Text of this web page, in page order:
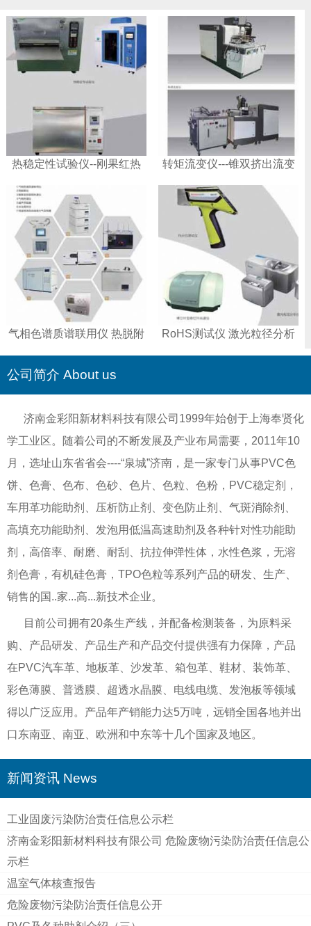
热稳定性试验仪--刚果红热
转矩流变仪---锥双挤出流变
气相色谱质谱联用仪 热脱附
RoHS测试仪 激光粒径分析
公司简介 About us
济南金彩阳新材料科技有限公司1999年始创于上海奉贤化
学工业区。随着公司的不断发展及产业布局需要，2011年10
月，选址山东省省会----“泉城”济南，是一家专门从事PVC色
饼、色膏、色布、色砂、色片、色粒、色粉，PVC稳定剂，
车用革功能助剂、压析防止剂、变色防止剂、气斑消除剂、
高填充功能助剂、发泡用低温高速助剂及各种针对性功能助
剂，高倍率、耐磨、耐刮、抗拉伸弹性体，水性色浆，无溶
剂色膏，有机硅色膏，TPO色粒等系列产品的研发、生产、
销售的国..家...高...新技术企业。
目前公司拥有20条生产线，并配备检测装备，为原料采
购、产品研发、产品生产和产品交付提供强有力保障，产品
在PVC汽车革、地板革、沙发革、箱包革、鞋材、装饰革、
彩色薄膜、普透膜、超透水晶膜、电线电缆、发泡板等领域
得以广泛应用。产品年产销能力达5万吨，远销全国各地并出
口东南亚、南亚、欧洲和中东等十几个国家及地区。
新闻资讯 News
工业固废污染防治责任信息公示栏
济南金彩阳新材料科技有限公司 危险废物污染防治责任信息公
示栏
温室气体核查报告
危险废物污染防治责任信息公开